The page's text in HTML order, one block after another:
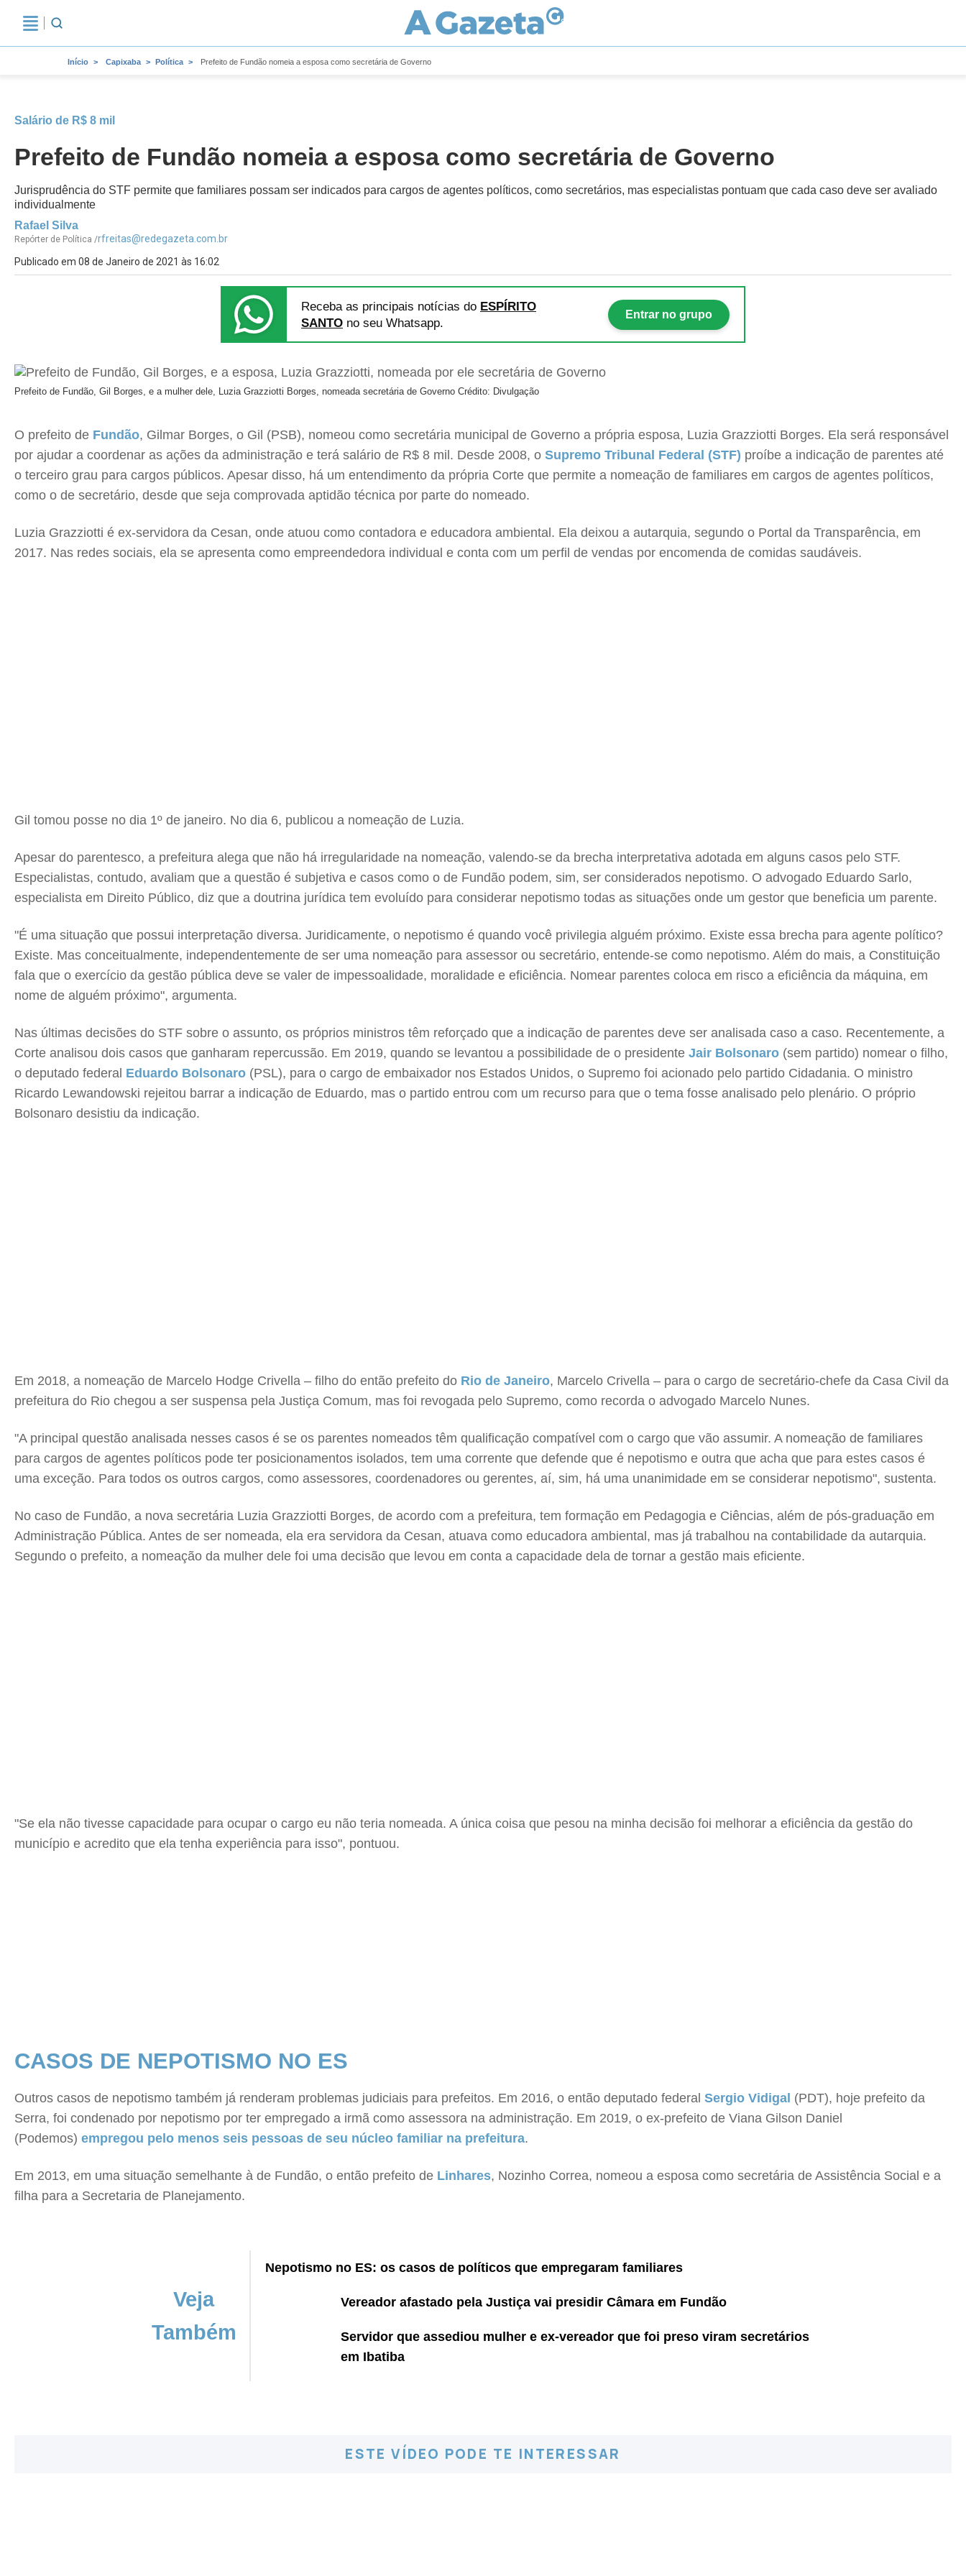
Início Capixaba Política Prefeito de Fundão nomeia a esposa como secretária de Governo
Salário de R$ 8 mil
Prefeito de Fundão nomeia a esposa como secretária de Governo
Jurisprudência do STF permite que familiares possam ser indicados para cargos de agentes políticos, como secretários, mas especialistas pontuam que cada caso deve ser avaliado
individualmente
Rafael Silva
Repórter de Política /rfreitas@redegazeta.com.br
Publicado em 08 de Janeiro de 2021 às 16:02
Receba as principais notícias do ESPÍRITO
SANTO no seu Whatsapp.
Entrar no grupo
Prefeito de Fundão, Gil Borges, e a mulher dele, Luzia Grazziotti Borges, nomeada secretária de Governo Crédito: Divulgação
O prefeito de Fundão, Gilmar Borges, o Gil (PSB), nomeou como secretária municipal de Governo a própria esposa, Luzia Grazziotti Borges. Ela será responsável
por ajudar a coordenar as ações da administração e terá salário de R$ 8 mil. Desde 2008, o Supremo Tribunal Federal (STF) proíbe a indicação de parentes até
o terceiro grau para cargos públicos. Apesar disso, há um entendimento da própria Corte que permite a nomeação de familiares em cargos de agentes políticos,
como o de secretário, desde que seja comprovada aptidão técnica por parte do nomeado.
Luzia Grazziotti é ex-servidora da Cesan, onde atuou como contadora e educadora ambiental. Ela deixou a autarquia, segundo o Portal da Transparência, em
2017. Nas redes sociais, ela se apresenta como empreendedora individual e conta com um perfil de vendas por encomenda de comidas saudáveis.
Gil tomou posse no dia 1º de janeiro. No dia 6, publicou a nomeação de Luzia.
Apesar do parentesco, a prefeitura alega que não há irregularidade na nomeação, valendo-se da brecha interpretativa adotada em alguns casos pelo STF.
Especialistas, contudo, avaliam que a questão é subjetiva e casos como o de Fundão podem, sim, ser considerados nepotismo. O advogado Eduardo Sarlo,
especialista em Direito Público, diz que a doutrina jurídica tem evoluído para considerar nepotismo todas as situações onde um gestor que beneficia um parente.
"É uma situação que possui interpretação diversa. Juridicamente, o nepotismo é quando você privilegia alguém próximo. Existe essa brecha para agente político?
Existe. Mas conceitualmente, independentemente de ser uma nomeação para assessor ou secretário, entende-se como nepotismo. Além do mais, a Constituição
fala que o exercício da gestão pública deve se valer de impessoalidade, moralidade e eficiência. Nomear parentes coloca em risco a eficiência da máquina, em
nome de alguém próximo", argumenta.
Nas últimas decisões do STF sobre o assunto, os próprios ministros têm reforçado que a indicação de parentes deve ser analisada caso a caso. Recentemente, a
Corte analisou dois casos que ganharam repercussão. Em 2019, quando se levantou a possibilidade de o presidente Jair Bolsonaro (sem partido) nomear o filho,
o deputado federal Eduardo Bolsonaro (PSL), para o cargo de embaixador nos Estados Unidos, o Supremo foi acionado pelo partido Cidadania. O ministro
Ricardo Lewandowski rejeitou barrar a indicação de Eduardo, mas o partido entrou com um recurso para que o tema fosse analisado pelo plenário. O próprio
Bolsonaro desistiu da indicação.
Em 2018, a nomeação de Marcelo Hodge Crivella – filho do então prefeito do Rio de Janeiro, Marcelo Crivella – para o cargo de secretário-chefe da Casa Civil da
prefeitura do Rio chegou a ser suspensa pela Justiça Comum, mas foi revogada pelo Supremo, como recorda o advogado Marcelo Nunes.
"A principal questão analisada nesses casos é se os parentes nomeados têm qualificação compatível com o cargo que vão assumir. A nomeação de familiares
para cargos de agentes políticos pode ter posicionamentos isolados, tem uma corrente que defende que é nepotismo e outra que acha que para estes casos é
uma exceção. Para todos os outros cargos, como assessores, coordenadores ou gerentes, aí, sim, há uma unanimidade em se considerar nepotismo", sustenta.
No caso de Fundão, a nova secretária Luzia Grazziotti Borges, de acordo com a prefeitura, tem formação em Pedagogia e Ciências, além de pós-graduação em
Administração Pública. Antes de ser nomeada, ela era servidora da Cesan, atuava como educadora ambiental, mas já trabalhou na contabilidade da autarquia.
Segundo o prefeito, a nomeação da mulher dele foi uma decisão que levou em conta a capacidade dela de tornar a gestão mais eficiente.
"Se ela não tivesse capacidade para ocupar o cargo eu não teria nomeada. A única coisa que pesou na minha decisão foi melhorar a eficiência da gestão do
município e acredito que ela tenha experiência para isso", pontuou.
CASOS DE NEPOTISMO NO ES
Outros casos de nepotismo também já renderam problemas judiciais para prefeitos. Em 2016, o então deputado federal Sergio Vidigal (PDT), hoje prefeito da
Serra, foi condenado por nepotismo por ter empregado a irmã como assessora na administração. Em 2019, o ex-prefeito de Viana Gilson Daniel
(Podemos) empregou pelo menos seis pessoas de seu núcleo familiar na prefeitura.
Em 2013, em uma situação semelhante à de Fundão, o então prefeito de Linhares, Nozinho Correa, nomeou a esposa como secretária de Assistência Social e a
filha para a Secretaria de Planejamento.
Veja
Também
Nepotismo no ES: os casos de políticos que empregaram familiares
Vereador afastado pela Justiça vai presidir Câmara em Fundão
Servidor que assediou mulher e ex-vereador que foi preso viram secretários
em Ibatiba
ESTE VÍDEO PODE TE INTERESSAR